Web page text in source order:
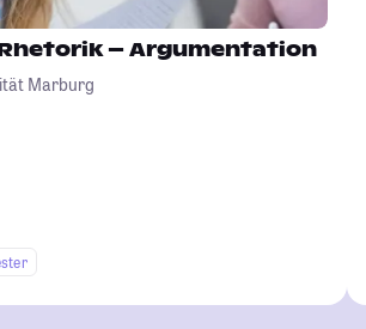
– Argumentation
Marburg